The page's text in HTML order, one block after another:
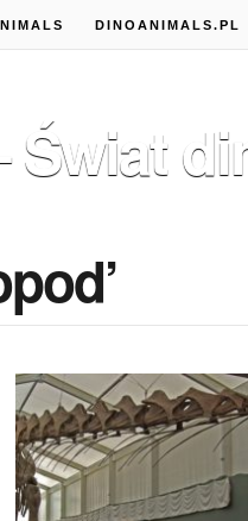
DINOANIMALS.PL
Świat
27 GRUDNIA 2017
ILE WAŻYŁY NAJWIĘKSZE
TYTANOZAURY?